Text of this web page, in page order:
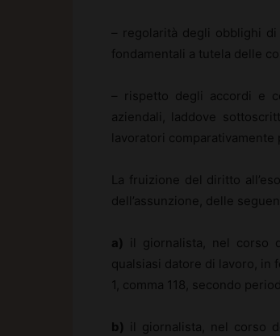
– regolarità degli obblighi
fondamentali a tutela delle
– rispetto degli accordi e
aziendali, laddove
lavoratori comparativamente
La fruizione del diritto
dell’assunzione, delle
a)
il giornalista, nel corso
qualsiasi datore di lavoro, in
1, comma 118, secondo
b) il giornalista, nel corso